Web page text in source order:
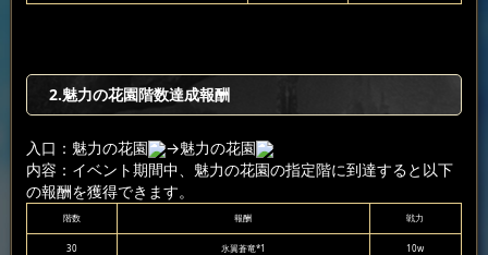
2.魅力の花園階数達成報酬
入口：魅力の花園
→魅力の花園
内容：イベント期間中、魅力の花園の指定階に到達すると以下
の報酬を獲得できます。
階数 報酬 戦力
30 氷翼蒼竜*1 10w